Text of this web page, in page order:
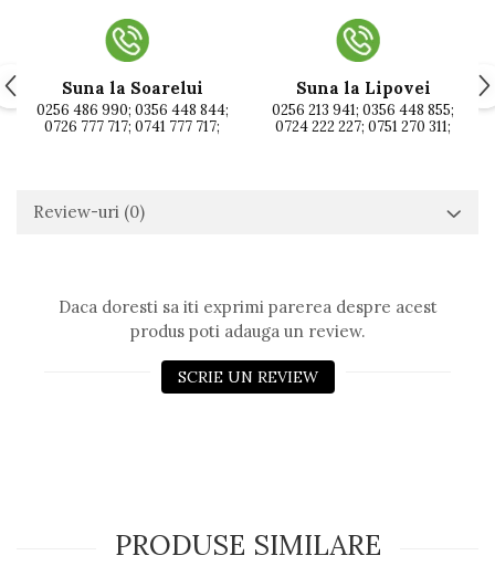
Suna la Soarelui
0256 486 990; 0356 448 844;
0726 777 717; 0741 777 717;
Suna la Lipovei
0256 213 941; 0356 448 855;
0724 222 227; 0751 270 311;
Review-uri (0)
Daca doresti sa iti exprimi parerea despre acest
produs poti adauga un review.
SCRIE UN REVIEW
PRODUSE SIMILARE